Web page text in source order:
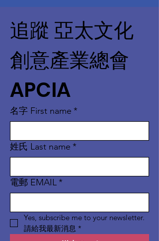
追蹤 亞太文化
創意產業總會
APCIA
名字 First name *
姓氏 Last name *
電郵 EMAIL*
Yes, subscribe me to your newsletter.
請給我最新消息 *